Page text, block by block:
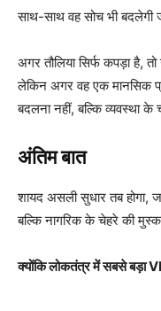
साथ-साथ वह सोच भी बदलेगी
अगर तौलिया सिर्फ कपड़ा है,
लेकिन अगर वह एक मानसिक
बदलना नहीं, बल्कि व्यवस्था
अंतिम बात
शायद असली सुधार तब होगा,
बल्कि नागरिक के चेहरे की
क्योंकि लोकतंत्र में सबसे बड़ा